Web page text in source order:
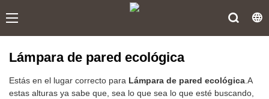
Lámpara de pared ecológica
Estás en el lugar correcto para Lámpara de pared ecológica.A
estas alturas ya sabe que, sea lo que sea lo que esté buscando,